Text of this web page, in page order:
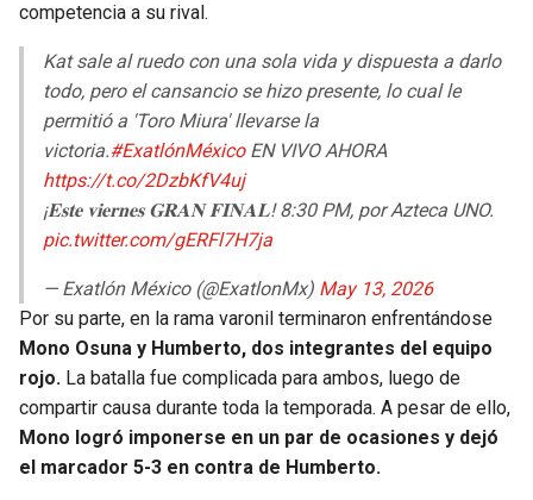
competencia a su rival.
Kat sale al ruedo con una sola vida y dispuesta a darlo
todo, pero el cansancio se hizo presente, lo cual le
permitió a 'Toro Miura' llevarse la
victoria.#ExatlónMéxicoEN VIVO AHORA
https://t.co/2DzbKfV4uj
¡𝐄𝐬𝐭𝐞 𝐯𝐢𝐞𝐫𝐧𝐞𝐬 𝐆𝐑𝐀𝐍 𝐅𝐈𝐍𝐀𝐋! 8:30 PM, por Azteca UNO.
pic.twitter.com/gERFl7H7ja
— Exatlón México (@ExatlonMx) May 13, 2026
Por su parte, en la rama varonil terminaron enfrentándose
Mono Osuna y Humberto, dos integrantes del equipo
rojo. La batalla fue complicada para ambos, luego de
compartir causa durante toda la temporada. A pesar de ello,
Mono logró imponerse en un par de ocasiones y dejó
el marcador 5-3 en contra de Humberto.